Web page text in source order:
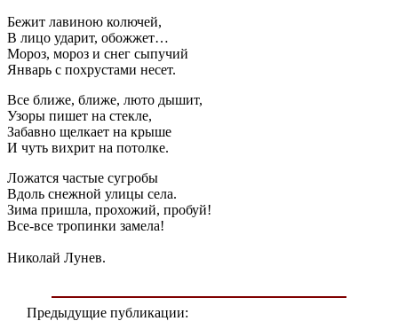
Бежит лавиною колючей,
В лицо ударит, обожжет…
Мороз, мороз и снег сыпучий
Январь с похрустами несет.
Все ближе, ближе, люто дышит,
Узоры пишет на стекле,
Забавно щелкает на крыше
И чуть вихрит на потолке.
Ложатся частые сугробы
Вдоль снежной улицы села.
Зима пришла, прохожий, пробуй!
Все-все тропинки замела!
Николай Лунев.
Предыдущие публикации: